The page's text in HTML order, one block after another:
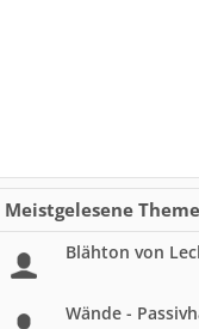
Meistgelesene
Blähton von
Wände -